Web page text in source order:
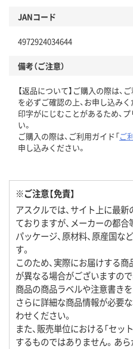
JANコード
4972924034644
備考（ご注意）
【返品について】ご購入の際は、
を必ずご確認の上、お申し込みく
印字がにじむことがあるため、
い。
ご購入の際は、ご利用ガイド「ご
申し込みください。
※ご注意【免責】
アスクルでは、サイト上に最
ておりますが、メーカーの都合
パッケージ、原材料、原産国な
す。
このため、実際にお届けする
が異なる場合がございますの
商品の商品ラベルや注意書きを
さらに詳細な商品情報が必要
わせください。
また、販売単位における「セッ
するものではありません。あら